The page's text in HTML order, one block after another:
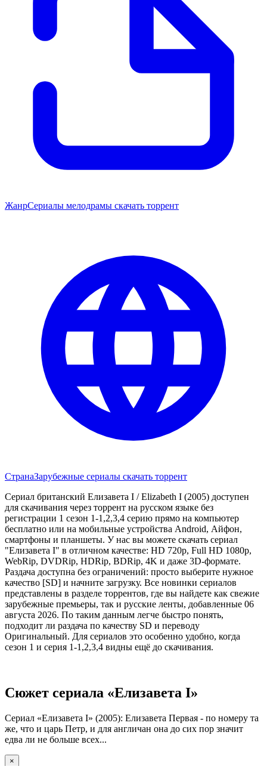
ЖанрСериалы мелодрамы скачать торрент
СтранаЗарубежные сериалы скачать торрент
Сериал британский Елизавета I / Elizabeth I (2005) доступен
для скачивания через торрент на русском языке без
регистрации 1 сезон 1-1,2,3,4 серию прямо на компьютер
бесплатно или на мобильные устройства Android, Айфон,
смартфоны и планшеты. У нас вы можете скачать сериал
"Елизавета I" в отличном качестве: HD 720p, Full HD 1080p,
WebRip, DVDRip, HDRip, BDRip, 4K и даже 3D-формате.
Раздача доступна без ограничений: просто выберите нужное
качество [SD] и начните загрузку. Все новинки сериалов
представлены в разделе торрентов, где вы найдете как свежие
зарубежные премьеры, так и русские ленты, добавленные 06
августа 2026. По таким данным легче быстро понять,
подходит ли раздача по качеству SD и переводу
Оригинальный. Для сериалов это особенно удобно, когда
сезон 1 и серия 1-1,2,3,4 видны ещё до скачивания.
Сюжет сериала «Елизавета I»
Сериал «Елизавета I» (2005): Елизавета Первая - по номеру та
же, что и царь Петр, и для англичан она до сих пор значит
едва ли не больше всех...
×